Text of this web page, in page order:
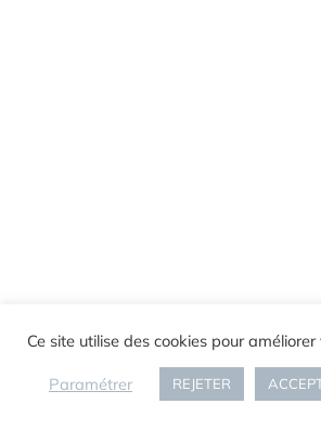
Ce site utilise des cookies pour
Paramétrer REJETER